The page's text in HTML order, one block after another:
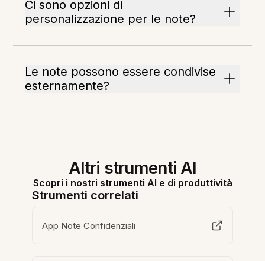
Ci sono opzioni di
personalizzazione per le note?
Le note possono essere condivise
esternamente?
Altri strumenti AI
Scopri i nostri strumenti AI e di produttività
Strumenti correlati
App Note Confidenziali